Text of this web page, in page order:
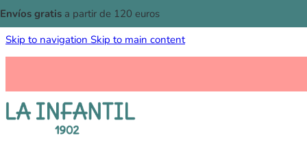
Skip to navigation Skip to main content
Envíos gratis a partir de 120 euros